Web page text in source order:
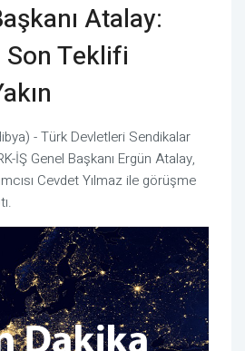
Atalay:
Teklifi
- Türk Devletleri Sendikalar
İŞ Genel Başkanı Ergün Atalay,
Cevdet Yılmaz ile görüşme